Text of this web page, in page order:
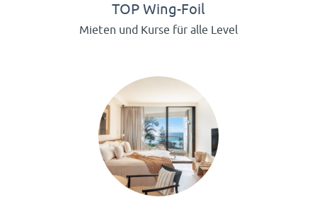
TOP Wing-Foil
Mieten und Kurse für alle Level